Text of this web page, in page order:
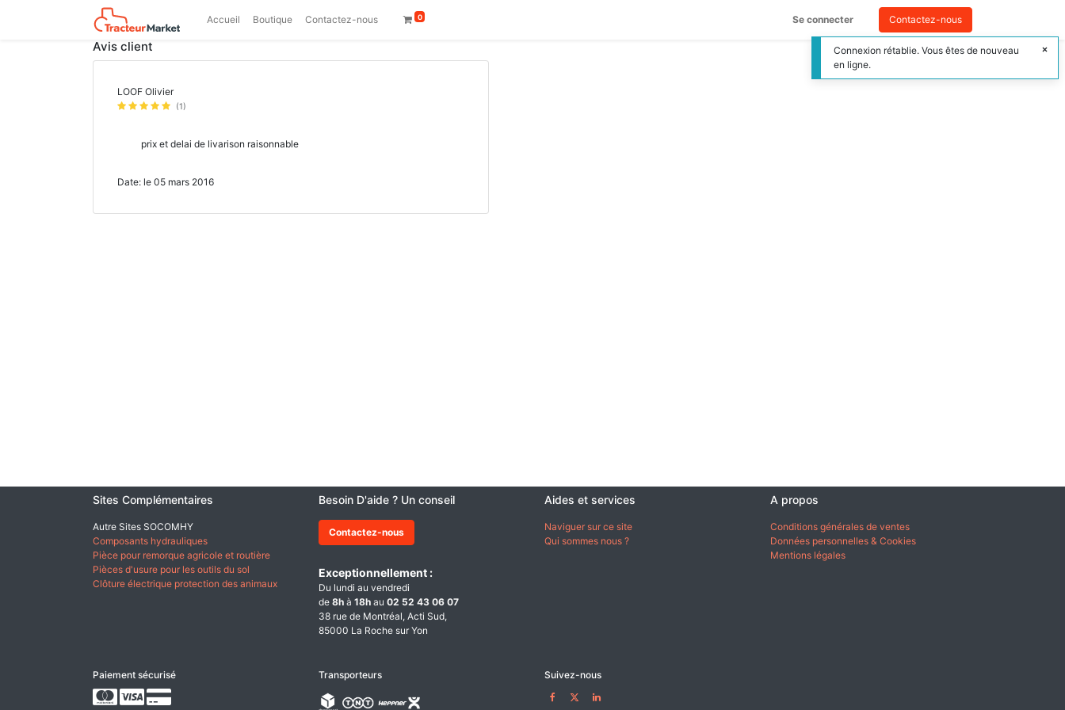
Accueil Boutique Contactez-nous 0 Se connecter Contactez-nous
Avis client
LOOF Olivier
(1)
prix et delai de livarison raisonnable
Date: le 05 mars 2016
Sites Complémentaires
Autre Sites SOCOMHY
Composants hydrauliques
Pièce pour remorque agricole et routière
Pièces d'usure pour les outils du sol
Clôture électrique protection des animaux
Besoin D'aide ? Un conseil
Contactez-nous
Exceptionnellement :
Du lundi au vendredi
de 8h à 18h au 02 52 43 06 07
38 rue de Montréal, Acti Sud,
85000 La Roche sur Yon
Aides et services
Naviguer sur ce site
Qui sommes nous ?
A propos
Conditions générales de ventes
Données personnelles & Cookies
Mentions légales
Paiement sécurisé Transporteurs Suivez-nous
Connexion rétablie. Vous êtes de nouveau
en ligne.